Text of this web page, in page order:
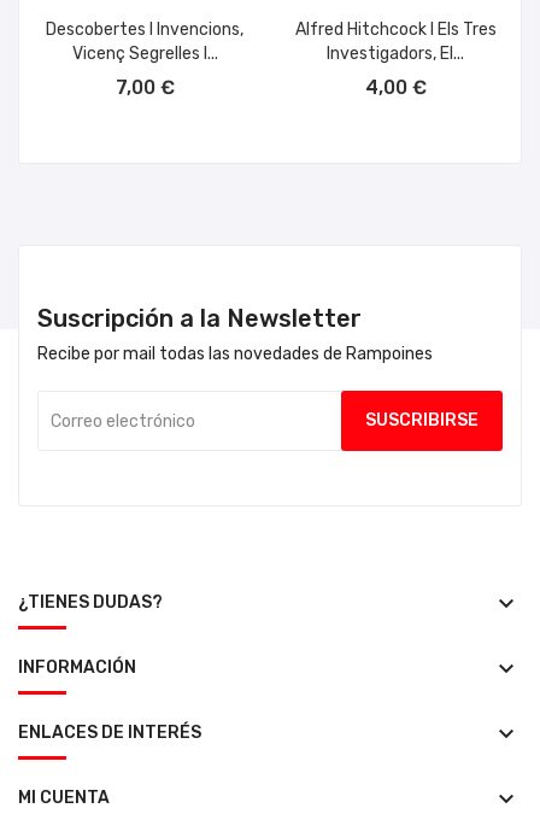
Descobertes I Invencions,
Vicenç Segrelles I...
7,00 €
Alfred Hitchcock I Els Tres
Investigadors, El...
4,00 €
Suscripción a la Newsletter
Recibe por mail todas las novedades de Rampoines
¿TIENES DUDAS? keyboard_arrow_down
INFORMACIÓN keyboard_arrow_down
ENLACES DE INTERÉS keyboard_arrow_down
MI CUENTA keyboard_arrow_down